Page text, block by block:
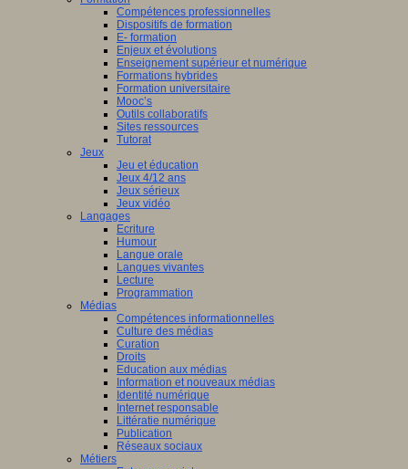
Compétences professionnelles
Dispositifs de formation
E- formation
Enjeux et évolutions
Enseignement supérieur et numérique
Formations hybrides
Formation universitaire
Mooc’s
Outils collaboratifs
Sites ressources
Tutorat
Jeux
Jeu et éducation
Jeux 4/12 ans
Jeux sérieux
Jeux vidéo
Langages
Ecriture
Humour
Langue orale
Langues vivantes
Lecture
Programmation
Médias
Compétences informationnelles
Culture des médias
Curation
Droits
Education aux médias
Information et nouveaux médias
Identité numérique
Internet responsable
Littératie numérique
Publication
Réseaux sociaux
Métiers